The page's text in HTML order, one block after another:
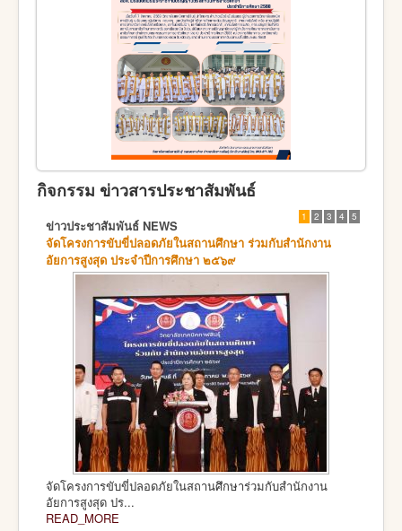
กิจกรรม ข่าวสารประชาสัมพันธ์
1 2 3 4 5
ข่าวประชาสัมพันธ์ NEWS
จัดโครงการขับขี่ปลอดภัยในสถานศึกษา ร่วมกับสำนักงาน
อัยการสูงสุด ประจำปีการศึกษา ๒๕๖๙
จัดโครงการขับขี่ปลอดภัยในสถานศึกษาร่วมกับสำนักงาน
อัยการสูงสุด ปร...
READ_MORE